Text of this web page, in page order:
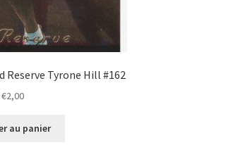
Reserve Tyrone Hill #162
€2,00
au panier